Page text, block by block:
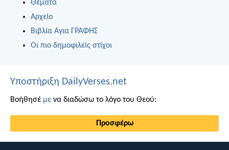
Θέματα
Αρχείο
Βιβλία Αγια ΓΡΑΦΗΣ
Οι πιο δημοφιλείς στίχοι
Υποστήριξη DailyVerses.net
Βοήθησέ με να διαδώσω το λόγο του Θεού:
Προσφέρω